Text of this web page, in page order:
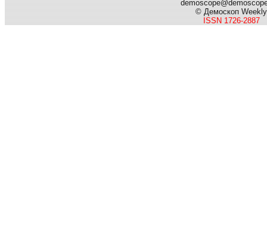
© Демоскоп Weekly
ISSN 1726-2887